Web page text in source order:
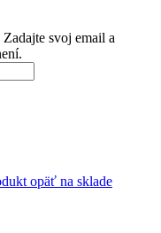
svoj email a
opäť na sklade